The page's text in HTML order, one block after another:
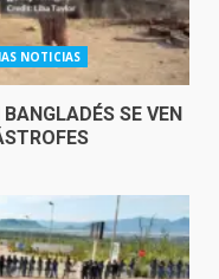
NOTICIAS
SE VEN